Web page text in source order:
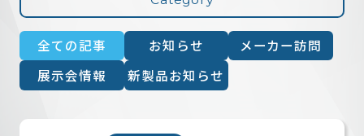
在庫情報
全ての記事 お知らせ
メーカー訪問
展示会情報
新製品お知らせ